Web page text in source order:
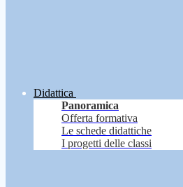
Didattica
Panoramica
Offerta formativa
Le schede didattiche
I progetti delle classi